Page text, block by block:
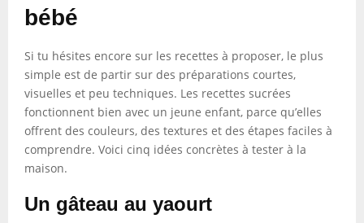
bébé
Si tu hésites encore sur les recettes à proposer, le plus
simple est de partir sur des préparations courtes,
visuelles et peu techniques. Les recettes sucrées
fonctionnent bien avec un jeune enfant, parce qu’elles
offrent des couleurs, des textures et des étapes faciles à
comprendre. Voici cinq idées concrètes à tester à la
maison.
Un gâteau au yaourt